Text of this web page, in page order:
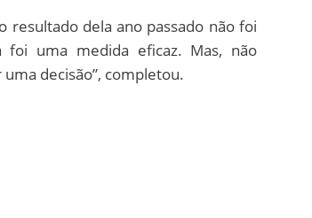
resultado dela ano passado não foi
foi uma medida eficaz. Mas, não
decisão”, completou.